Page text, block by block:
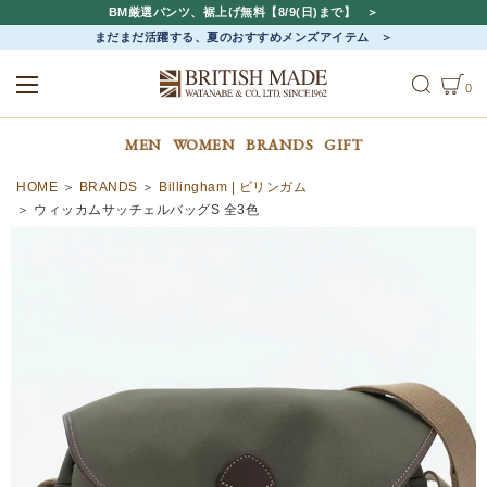
BM厳選パンツ、裾上げ無料【8/9(日)まで】
まだまだ活躍する、夏のおすすめメンズアイテム
0
MEN WOMEN BRANDS GIFT
HOME BRANDS
Billingham | ビリンガム
ウィッカムサッチェルバッグS 全3色